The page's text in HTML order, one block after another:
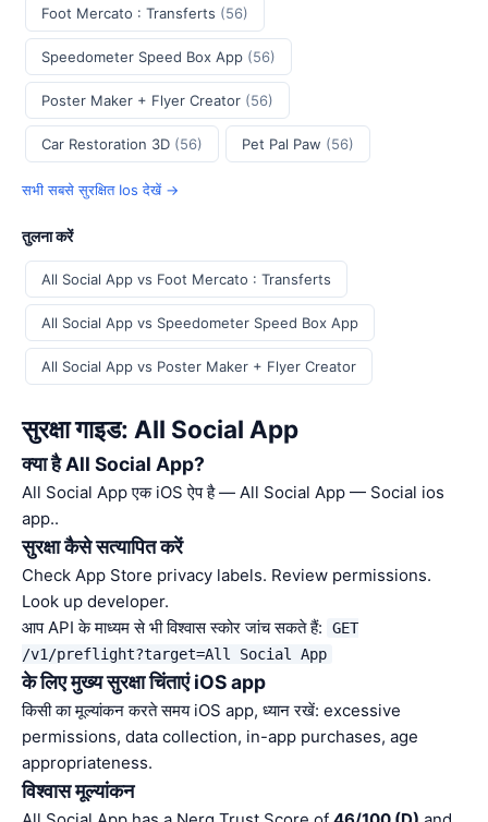
Foot Mercato : Transferts (56)
Speedometer Speed Box App (56)
Poster Maker + Flyer Creator (56)
Car Restoration 3D (56) Pet Pal Paw (56)
सभी सबसे सुरक्षित Ios देखें →
तुलना करें
All Social App vs Foot Mercato : Transferts
All Social App vs Speedometer Speed Box App
All Social App vs Poster Maker + Flyer Creator
सुरक्षा गाइड: All Social App
क्या है All Social App?
All Social App एक iOS ऐप है — All Social App — Social ios
app..
सुरक्षा कैसे सत्यापित करें
Check App Store privacy labels. Review permissions.
Look up developer.
आप API के माध्यम से भी विश्वास स्कोर जांच सकते हैं:
GET
/v1/preflight?target=All Social App
के लिए मुख्य सुरक्षा चिंताएं iOS app
किसी का मूल्यांकन करते समय iOS app, ध्यान रखें: excessive
permissions, data collection, in-app purchases, age
appropriateness.
विश्वास मूल्यांकन